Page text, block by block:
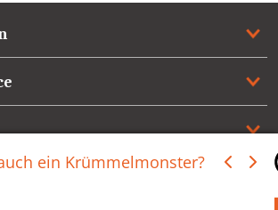
ein Krümmelmonster?